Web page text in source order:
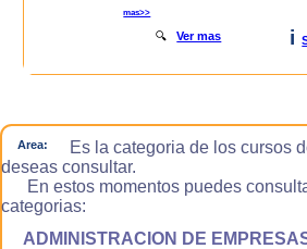
mas>>
🔍Ver mas i
Area:
Es la categoria de los cursos
deseas consultar.
En estos momentos puedes
categorias:
ADMINISTRACION DE